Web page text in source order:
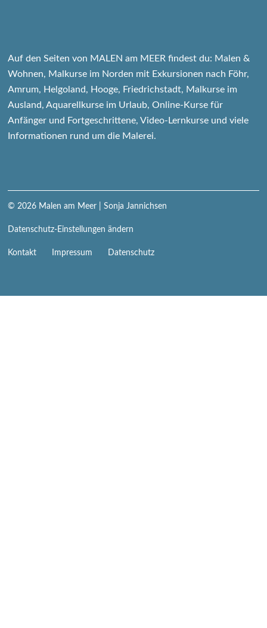
Auf den Seiten von MALEN am MEER findest du: Malen &
Wohnen, Malkurse im Norden mit Exkursionen nach Föhr,
Amrum, Helgoland, Hooge, Friedrichstadt, Malkurse im
Ausland, Aquarellkurse im Urlaub, Online-Kurse für
Anfänger und Fortgeschrittene, Video-Lernkurse und viele
Informationen rund um die Malerei.
© 2026 Malen am Meer | Sonja Jannichsen
Datenschutz-Einstellungen ändern
Navigation
Kontakt Impressum Datenschutz